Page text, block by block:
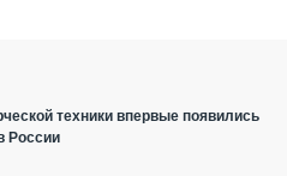
техники впервые появились
России